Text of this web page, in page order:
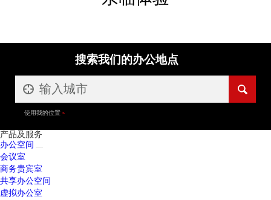
搜索我们的办公地点
使用我的位置
产品及服务
办公空间
会议室
商务贵宾室
共享办公空间
虚拟办公室